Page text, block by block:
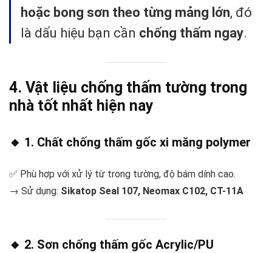
hoặc bong sơn theo từng mảng lớn, đó
là dấu hiệu bạn cần chống thấm ngay.
4. Vật liệu chống thấm tường trong
nhà tốt nhất hiện nay
🔸 1. Chất chống thấm gốc xi măng polymer
✅ Phù hợp với xử lý từ trong tường, độ bám dính cao.
→ Sử dụng: Sikatop Seal 107, Neomax C102, CT-11A
🔸 2. Sơn chống thấm gốc Acrylic/PU